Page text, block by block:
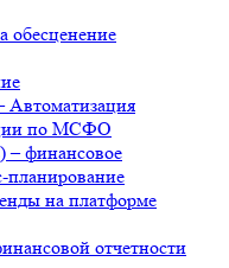
обесценение
по МСФО
– финансовое
планирование
на платформе
отчетности